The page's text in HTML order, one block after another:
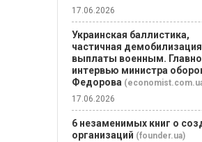
17.06.2026
Украинская баллистика,
частичная
выплаты военным.
интервью министра
Федорова
17.06.2026
6 незаменимых книг о
организаций (founder.ua)